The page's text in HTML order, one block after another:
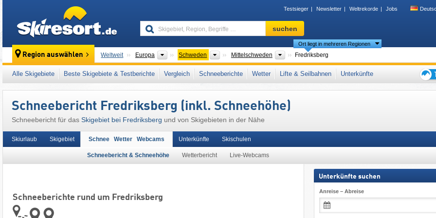
Testsieger Newsletter Weltrekorde Jobs
Skigebiet,
Region,
…
suchen
Region auswählen Weltweit Europa Kontinente
Schweden LänderMittelschweden Tourismusregionen
Ort liegt in mehreren Regionen
Fredriksberg
Dieser Ort liegt auch in: Dalarna , Nordschweden, Skandinavien Nordeuropa Europäische Union
Alle Skigebiete Beste Skigebiete & Testberichte Vergleich Schneeberichte Wetter Lifte & Seilbahnen
Unterkünfte
Schneebericht Fredriksberg (inkl. Schneehöhe)
Schneebericht für das Skigebiet bei Fredriksberg und von Skigebieten in der Nähe
Skiurlaub Skigebiet Schnee Wetter Webcams
Schneebericht & Schneehöhe Wetterbericht Live-Webcams
Unterkünfte Skischulen
Schneeberichte rund um Fredriksberg
Unterkünfte suchen
Anreise – Abreise